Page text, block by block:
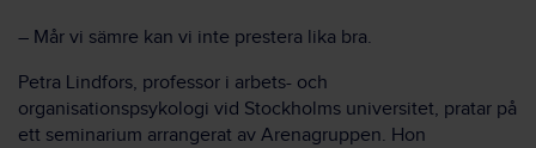
– Mår vi sämre kan vi inte prestera lika bra.
Petra Lindfors, professor i arbets- och
organisationspsykologi vid Stockholms universitet, pratar på
ett seminarium arrangerat av Arenagruppen. Hon